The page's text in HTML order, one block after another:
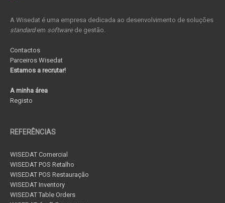
A Wisedat é uma empresa dedicada ao desenvolvimento de soluções
standardem softwarede gestão.
Contactos
Parceiros Wisedat
Estamos a recrutar!
A minha área
Registo
REFERÊNCIAS
WISEDAT Comercial
WISEDAT POS Retalho
WISEDAT POS Restauração
WISEDAT Inventory
WISEDAT Table Orders